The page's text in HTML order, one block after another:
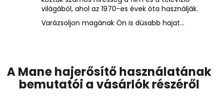
világából, ahol az 1970-es évek óta használják.
Varázsoljon magának Ön is dúsabb hajat...
A Mane hajerősítő használatának
bemutatói a vásárlók részéről